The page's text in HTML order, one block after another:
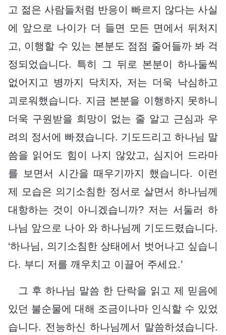
고 젊은 사람들처럼 반응이 빠르지 않다는 사실
에 앞으로 나이가 더 들면 모든 면에서 뒤처지
고, 이행할 수 있는 본분도 점점 줄어들까 봐 걱
정되었습니다. 특히 그 뒤로 본분이 하나둘씩
없어지고 병까지 닥치자, 저는 더욱 낙심하고
괴로워했습니다. 지금 본분을 이행하지 못하니
더욱 구원받을 희망이 없는 줄 알고 근심과 우
려의 정서에 빠졌습니다. 기도드리고 하나님 말
씀을 읽어도 힘이 나지 않았고, 심지어 드라마
를 보면서 시간을 때우기까지 했습니다. 이런
제 모습은 의기소침한 정서로 살면서 하나님께
대항하는 것이 아니겠습니까? 저는 서둘러 하
나님 앞으로 나아 와 하나님께 기도드렸습니다.
‘하나님, 의기소침한 상태에서 벗어나고 싶습니
다. 부디 저를 깨우치고 이끌어 주세요.’
그 후 하나님 말씀 한 단락을 읽고 제 믿음에
있던 불순물에 대해 조금이나마 인식할 수 있었
습니다. 전능하신 하나님께서 말씀하셨습니다.